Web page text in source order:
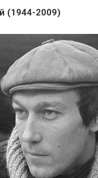
(1944-2009)